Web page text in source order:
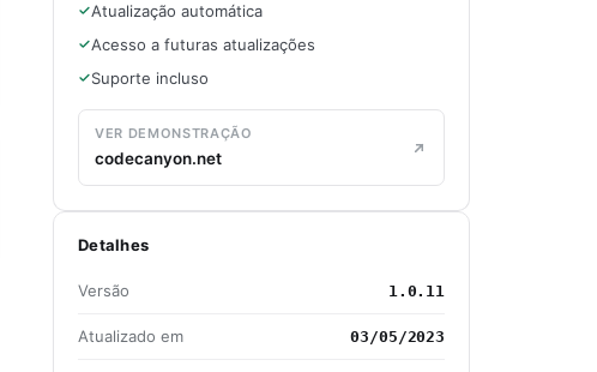
Atualização automática
Acesso a futuras atualizações
Suporte incluso
VER DEMONSTRAÇÃO
codecanyon.net
Detalhes
Versão 1.0.11
Atualizado em 03/05/2023